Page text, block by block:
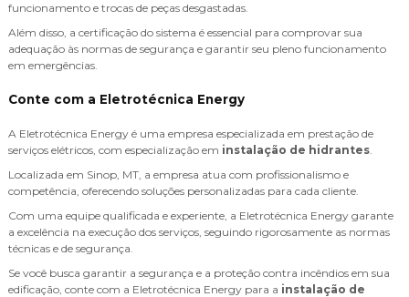
funcionamento e trocas de peças desgastadas.
Além disso, a certificação do sistema é essencial para comprovar sua
adequação às normas de segurança e garantir seu pleno funcionamento
em emergências.
Conte com a Eletrotécnica Energy
A Eletrotécnica Energy é uma empresa especializada em prestação de
serviços elétricos, com especialização em instalação de hidrantes
Localizada em Sinop, MT, a empresa atua com profissionalismo e
competência, oferecendo soluções personalizadas para cada cliente.
Com uma equipe qualificada e experiente, a Eletrotécnica Energy garante
a excelência na execução dos serviços, seguindo rigorosamente as normas
técnicas e de segurança.
Se você busca garantir a segurança e a proteção contra incêndios em sua
edificação, conte com a Eletrotécnica Energy para a instalação de